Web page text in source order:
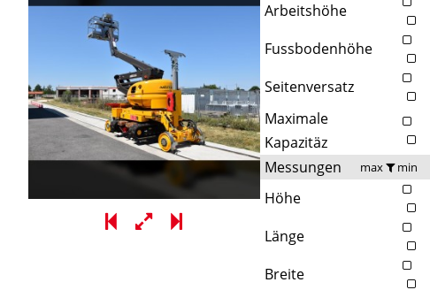
Arbeitshöhe
Fussbodenhöhe
Seitenversatz
Maximale
Kapazitäz
Messungen
max min
Höhe
Länge
Breite